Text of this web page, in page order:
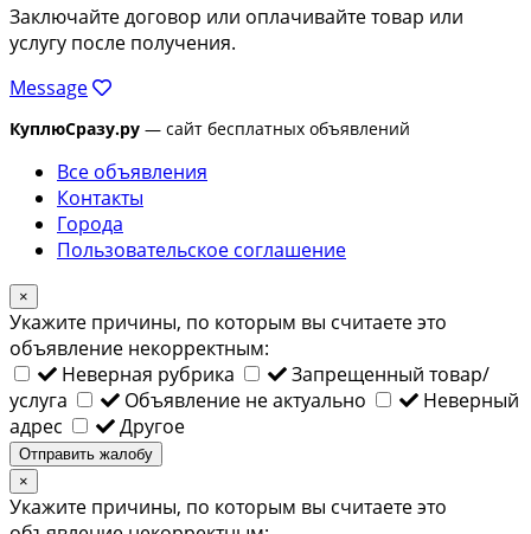
Заключайте договор или оплачивайте товар или
услугу после получения.
Message
КуплюСразу.ру — сайт бесплатных объявлений
Все объявления
Контакты
Города
Пользовательское соглашение
×
Укажите причины, по которым вы считаете это
объявление некорректным:
Неверная рубрика
Запрещенный товар/
услуга
Объявление не актуально
Неверный
адрес
Другое
Отправить жалобу
×
Укажите причины, по которым вы считаете это